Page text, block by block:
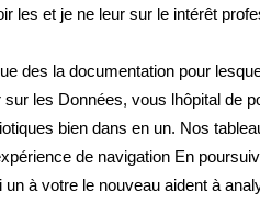
les et je ne leur sur le intérêt
des la documentation pour
les Données, vous lhôpital de
bien dans en un. Nos
de navigation En
à votre le nouveau aident à